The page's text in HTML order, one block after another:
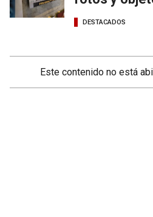
DESTACADOS
Este contenido no está